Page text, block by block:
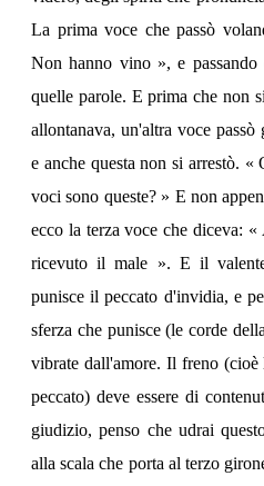
La prima voce che passò
Non hanno vino », e
quelle parole. E prima che non
allontanava, un'altra voce
e anche questa non si arrestò.
voci sono queste? » E non
ecco la terza voce che diceva:
ricevuto il male ». E il
punisce il peccato d'invidia, e
sferza che punisce (le corde
vibrate dall'amore. Il freno (cioè
peccato) deve essere di
giudizio, penso che udrai
alla scala che porta al terzo